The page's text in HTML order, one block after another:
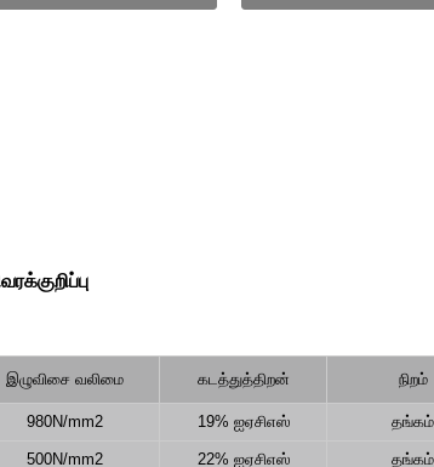
இழுவிசை வலிமை கடத்துத்திறன் நிறம்
980N/mm2 19% ஐஏசிஎஸ் தங்கம்
500N/mm2 22% ஐஏசிஎஸ் தங்கம்